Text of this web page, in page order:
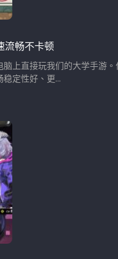
流畅不卡顿
上直接玩我们的大学手游
定性好、更...